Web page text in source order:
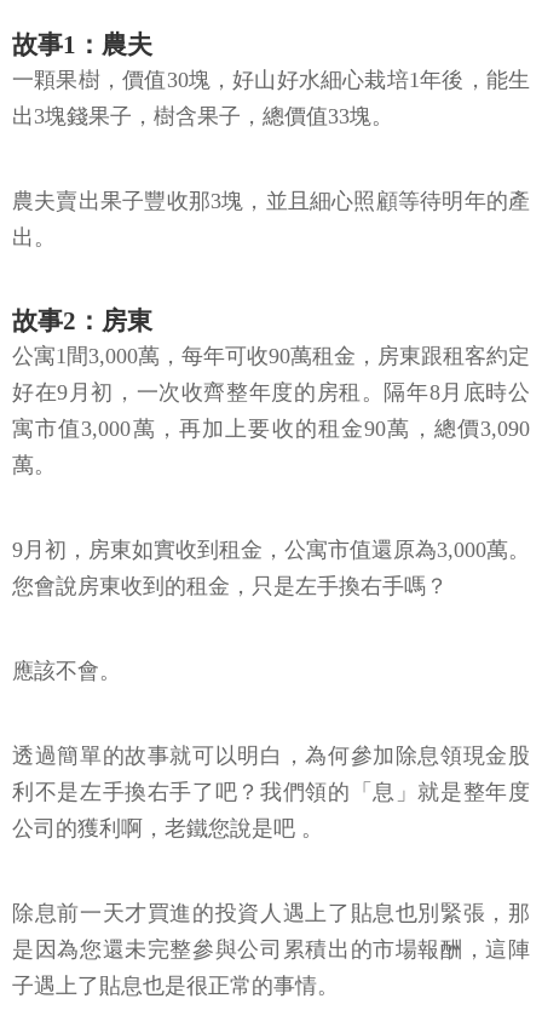
故事1：農夫
一顆果樹，價值30塊，好山好水細心栽培1年後，能生
出3塊錢果子，樹含果子，總價值33塊。
農夫賣出果子豐收那3塊，並且細心照顧等待明年的產
出。
故事2：房東
公寓1間3,000萬，每年可收90萬租金，房東跟租客約定
好在9月初，一次收齊整年度的房租。隔年8月底時公
寓市值3,000萬，再加上要收的租金90萬，總價3,090
萬。
9月初，房東如實收到租金，公寓市值還原為3,000萬。
您會說房東收到的租金，只是左手換右手嗎？
應該不會。
透過簡單的故事就可以明白，為何參加除息領現金股
利不是左手換右手了吧？我們領的「息」就是整年度
公司的獲利啊，老鐵您說是吧 。
除息前一天才買進的投資人遇上了貼息也別緊張，那
是因為您還未完整參與公司累積出的市場報酬，這陣
子遇上了貼息也是很正常的事情。